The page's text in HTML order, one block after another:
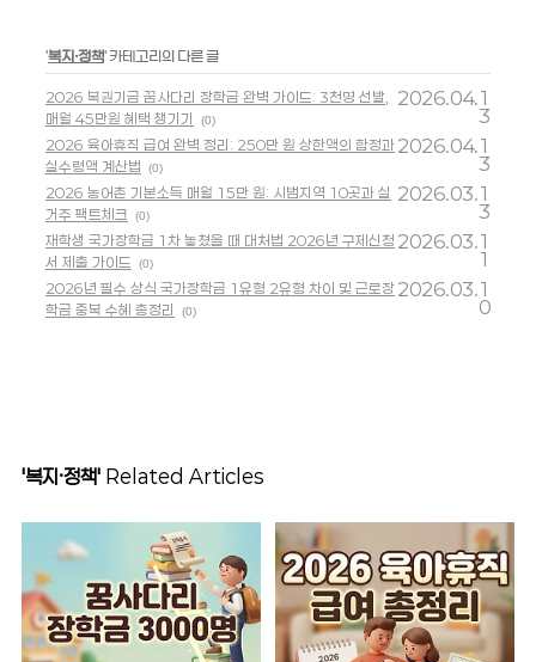
'복지·정책' 카테고리의 다른 글
2026 복권기금 꿈사다리 장학금 완벽 가이드: 3천명 선발,
매월 45만원 혜택 챙기기
(0)
2026.04.1
3
2026 육아휴직 급여 완벽 정리: 250만 원 상한액의 함정과
실수령액 계산법
(0)
2026.04.1
3
2026 농어촌 기본소득 매월 15만 원: 시범지역 10곳과 실
거주 팩트체크
(0)
2026.03.1
3
재학생 국가장학금 1차 놓쳤을 때 대처법 2026년 구제신청
서 제출 가이드
(0)
2026.03.1
1
2026년 필수 상식 국가장학금 1유형 2유형 차이 및 근로장
학금 중복 수혜 총정리
(0)
2026.03.1
0
'복지·정책' Related Articles